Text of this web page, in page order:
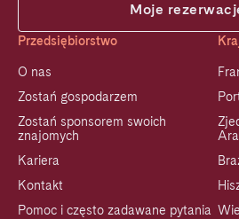
Moje
Przedsiębiorstwo
O nas
Zostań gospodarzem
Zostań sponsorem swoich
znajomych
Kariera
Kontakt
Pomoc i często zadawane pytania